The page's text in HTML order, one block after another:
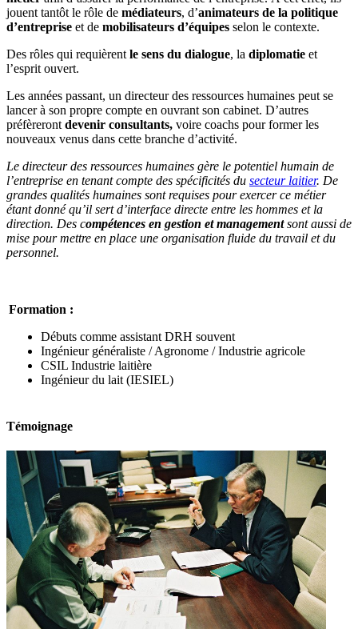
jouent tantôt le rôle de médiateurs, d’animateurs de la politique
d’entreprise et de mobilisateurs d’équipes selon le contexte.
Des rôles qui requièrent le sens du dialogue, la diplomatie et
l’esprit ouvert.
Les années passant, un directeur des ressources humaines peut se
lancer à son propre compte en ouvrant son cabinet. D’autres
préfèreront devenir consultants, voire coachs pour former les
nouveaux venus dans cette branche d’activité.
Le directeur des ressources humaines gère le potentiel humain de
l’entreprise en tenant compte des spécificités du secteur laitier. De
grandes qualités humaines sont requises pour exercer ce métier
étant donné qu’il sert d’interface directe entre les hommes et la
direction. Des compétences en gestion et managementsont aussi de
mise pour mettre en place une organisation fluide du travail et du
personnel.
Formation :
Débuts comme assistant DRH souvent
Ingénieur généraliste / Agronome / Industrie agricole
CSIL Industrie laitière
Ingénieur du lait (IESIEL)
Témoignage